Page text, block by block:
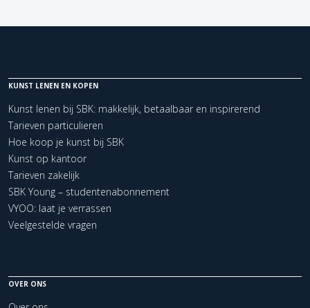
KUNST LENEN EN KOPEN
Kunst lenen bij SBK: makkelijk, betaalbaar en inspirerend
Tarieven particulieren
Hoe koop je kunst bij SBK
Kunst op kantoor
Tarieven zakelijk
SBK Young – studentenabonnement
VYOO: laat je verrassen
Veelgestelde vragen
OVER ONS